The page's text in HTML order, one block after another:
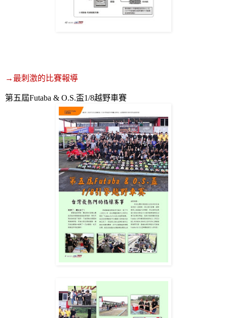
→ 最刺激的比賽報導
第五屆Futaba & O.S.盃1/8越野車賽